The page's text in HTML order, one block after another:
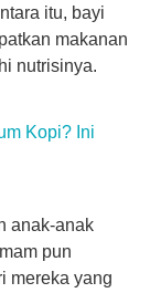
itu, bayi
makanan
nutrisinya.
Kopi? Ini
anak-anak
pun
mereka yang